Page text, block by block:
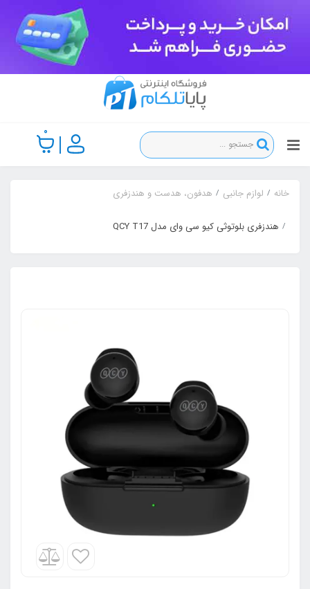
0
خانه لوازم جانبی هدفون، هدست و هندزفری
هندزفری بلوتوثی کیو سی وای مدل QCY T17